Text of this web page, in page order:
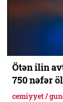
Ötən ilin
750 nəfər
cemiyyet /